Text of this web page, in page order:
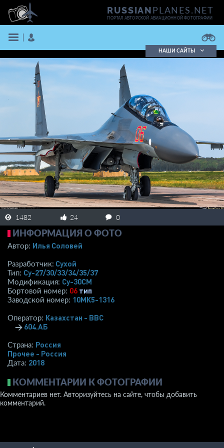
RUSSIANPLANES.NET
ПОРТАЛ АВТОРСКОЙ АВИАЦИОННОЙ ФОТОГРАФИИ
ЗАРЕГИСТРИРОВАТЬСЯ
Поиск фотографий
Поиск в реестре
Подробно
НАШИ САЙТЫ
1482 24 0
ИНФОРМАЦИЯ О ФОТО
Автор: Илья Соловей
Разработчик: Сухой
Тип: Су-27/30/33/34/35/37
Модификация: Су-30СМ
Бортовой номер: 06 тип
Заводской номер: 10МК5-1316
Оператор: Казахстан - ВВС
→ 604.АБ
Страна: Россия
Прочее - Россия
Дата: 2018
КОММЕНТАРИИ К ФОТОГРАФИИ
Комментариев нет. Авторизуйтесь на сайте, чтобы добавить
комментарий.